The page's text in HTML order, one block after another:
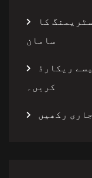
کا
سامان
ریکارڈ
کریں۔
رکھیں